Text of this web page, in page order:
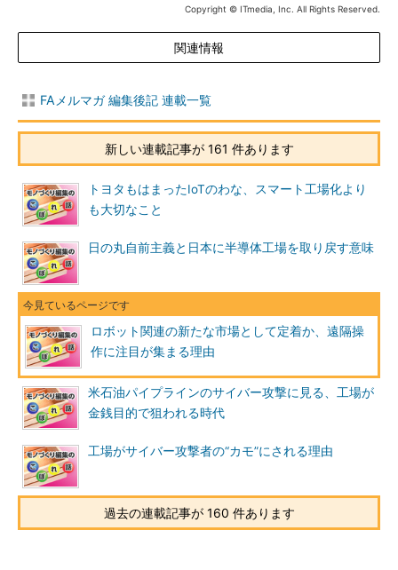
Copyright © ITmedia, Inc. All Rights Reserved.
関連情報
FAメルマガ 編集後記 連載一覧
新しい連載記事が 161 件あります
トヨタもはまったIoTのわな、スマート工場化より
も大切なこと
日の丸自前主義と日本に半導体工場を取り戻す意味
ロボット関連の新たな市場として定着か、遠隔操
作に注目が集まる理由
米石油パイプラインのサイバー攻撃に見る、工場が
金銭目的で狙われる時代
工場がサイバー攻撃者の“カモ”にされる理由
過去の連載記事が 160 件あります